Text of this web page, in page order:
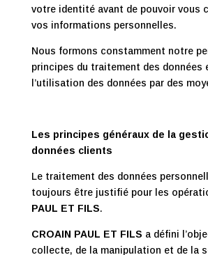
votre identité avant de pouvoir vous
vos informations personnelles.
Nous formons constamment notre
principes du traitement des données
l’utilisation des données par des
Les principes généraux de la
données clients
Le traitement des données
toujours être justifié pour les
PAUL ET FILS.
CROAIN PAUL ET FILS a défini
collecte, de la manipulation et de la